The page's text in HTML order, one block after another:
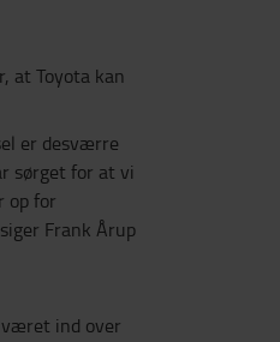
at Toyota kan
er desværre
sørget for at vi
op for
Frank Årup
ind over